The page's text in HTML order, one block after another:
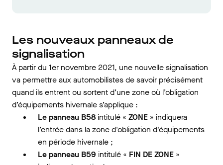
Les nouveaux panneaux de
signalisation
À partir du 1er novembre 2021, une nouvelle signalisation
va permettre aux automobilistes de savoir précisément
quand ils entrent ou sortent d’une zone où l’obligation
d’équipements hivernale s’applique :
Le panneau B58 intitulé « ZONE » indiquera
l’entrée dans la zone d'obligation d'équipements
en période hivernale ;
Le panneau B59 intitulé « FIN DE ZONE »